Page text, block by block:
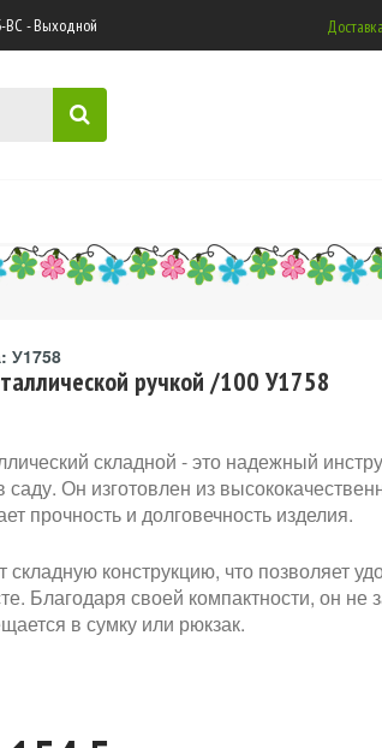
ВС - Выходной Доставка
У1758
ручкой /100 У1758
складной - это надежный
саду. Он изготовлен из
прочность и долговечность изделия.
конструкцию, что позволяет
Благодаря своей компактности, он не
в сумку или рюкзак.